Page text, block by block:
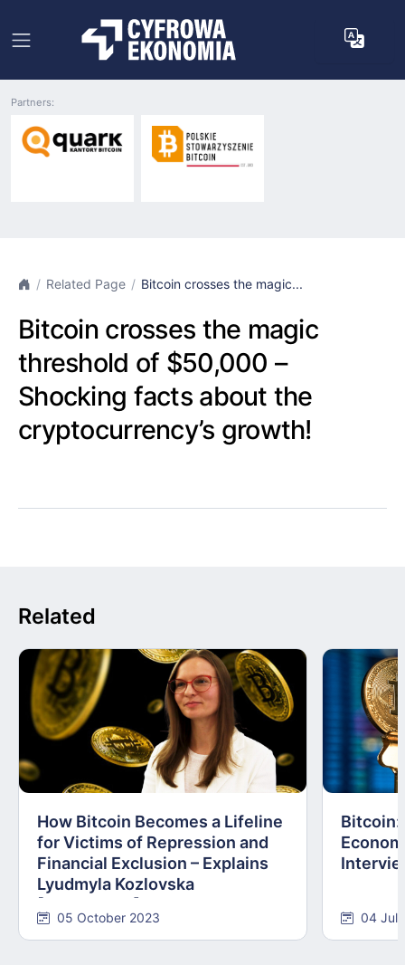
Partners:
Related Page Bitcoin crosses the magic...
Bitcoin crosses the magic
threshold of $50,000 –
Shocking facts about the
cryptocurrency’s growth!
Related
How Bitcoin Becomes a Lifeline
for Victims of Repression and
Financial Exclusion – Explains
Lyudmyla Kozlovska
05 October 2023
Bitcoin:
04